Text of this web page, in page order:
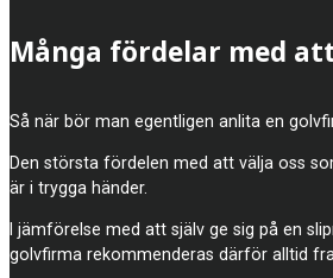
Många fördelar med
Så när bör man egentligen anlita en
Den största fördelen med att välja oss
är i trygga händer.
I jämförelse med att själv ge sig på en
golvfirma rekommenderas därför alltid